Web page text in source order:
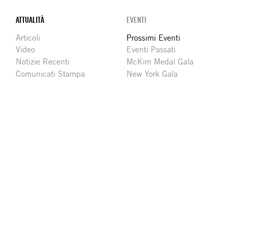
ATTUALITÀ
Articoli
Video
Notizie Recenti
Comunicati Stampa
EVENTI
Prossimi Eventi
Eventi Passati
McKim Medal Gala
New York Gala